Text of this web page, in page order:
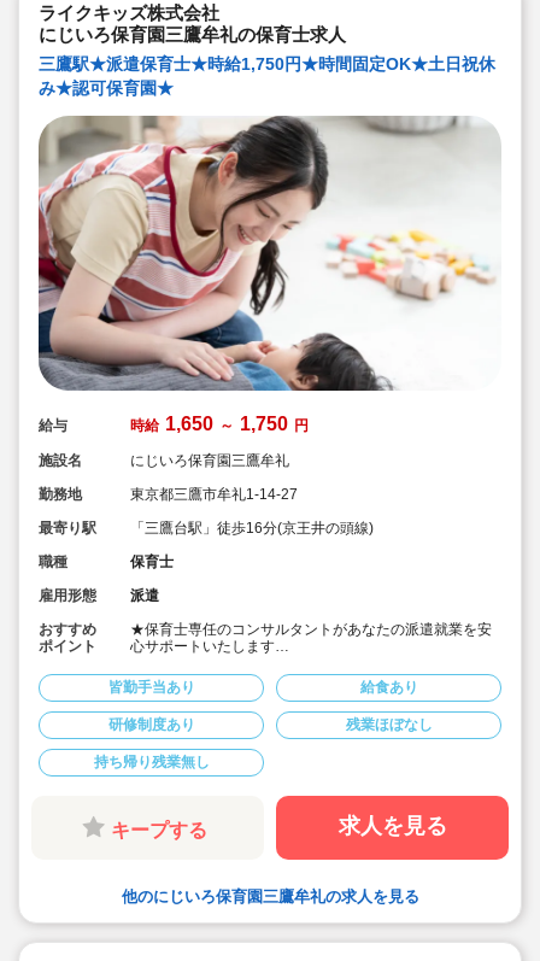
ライクキッズ株式会社
にじいろ保育園三鷹牟礼の保育士求人
三鷹駅★派遣保育士★時給1,750円★時間固定OK★土日祝休
み★認可保育園★
給与 時給 1,650 ～ 1,750 円
施設名
にじいろ保育園三鷹牟礼
勤務地
東京都三鷹市牟礼1-14-27
最寄り駅
「三鷹台駅」徒歩16分(京王井の頭線)
職種
保育士
雇用形態
派遣
おすすめ
ポイント
★保育士専任のコンサルタントがあなたの派遣就業を安
心サポートいたします
バス20分+徒歩3分の認可保育園です
★時給1,650円-1,750円、別途交通費支給！
★時間固定＆土日祝休み！
★ワークライフバランス重視してご勤務いただけます
★就業時期・勤務条件相談可能！
皆勤手当あり 給食あり
研修制度あり 残業ほぼなし
持ち帰り残業無し
キープする 求人を見る
他のにじいろ保育園三鷹牟礼の求人を見る